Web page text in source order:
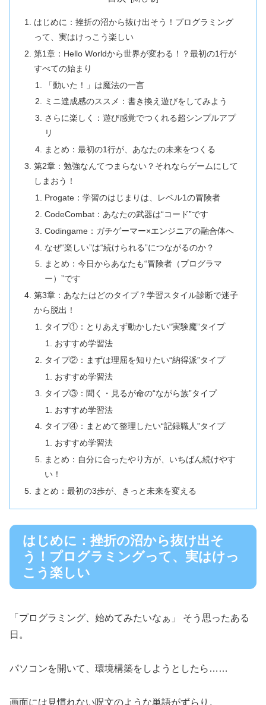
はじめに：挫折の沼から抜け出そう！プログラミング
って、実はけっこう楽しい
第1章：Hello Worldから世界が変わる！？最初の1行が
すべての始まり
「動いた！」は魔法の一言
ミニ達成感のススメ：書き換え遊びをしてみよう
さらに楽しく：遊び感覚でつくれる超シンプルアプ
リ
まとめ：最初の1行が、あなたの未来をつくる
第2章：勉強なんてつまらない？それならゲームにして
しまおう！
Progate：学習のはじまりは、レベル1の冒険者
CodeCombat：あなたの武器は“コード”です
Codingame：ガチゲーマー×エンジニアの融合体へ
なぜ“楽しい”は“続けられる”につながるのか？
まとめ：今日からあなたも“冒険者（プログラマ
ー）”です
第3章：あなたはどのタイプ？学習スタイル診断で迷子
から脱出！
タイプ①：とりあえず動かしたい“実験魔”タイプ
おすすめ学習法
タイプ②：まずは理屈を知りたい“納得派”タイプ
おすすめ学習法
タイプ③：聞く・見るが命の“ながら族”タイプ
おすすめ学習法
タイプ④：まとめて整理したい“記録職人”タイプ
おすすめ学習法
まとめ：自分に合ったやり方が、いちばん続けやす
い！
まとめ：最初の3歩が、きっと未来を変える
はじめに：挫折の沼から抜け出そ
う！プログラミングって、実はけっ
こう楽しい
「プログラミング、始めてみたいなぁ」 そう思ったある
日。
パソコンを開いて、環境構築をしようとしたら……
画面には見慣れない呪文のような単語がずらり。